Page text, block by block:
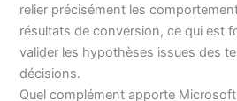
relier précisément les
résultats de conversion, ce qui est
valider les hypothèses issues des
décisions.
Quel complément apporte